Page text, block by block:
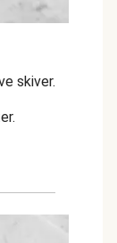
skiver.